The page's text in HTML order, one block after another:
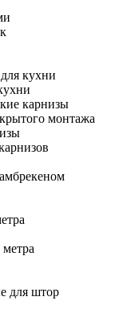
кухни
карнизы
монтажа
для штор